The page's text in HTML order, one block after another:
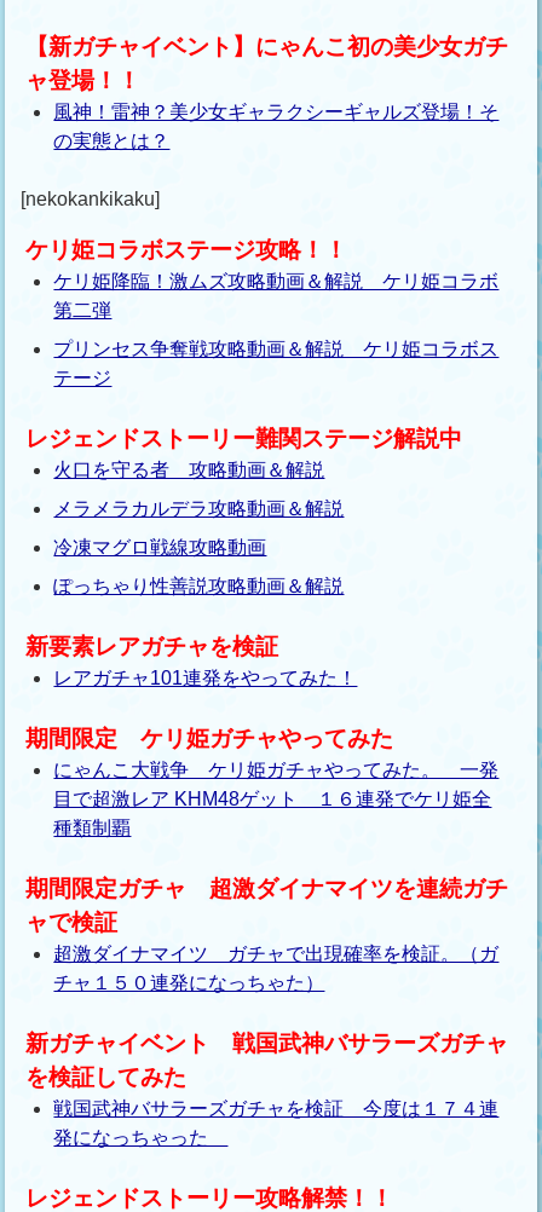
【新ガチャイベント】にゃんこ初の美少女ガチ
ャ登場！！
風神！雷神？美少女ギャラクシーギャルズ登場！そ
の実態とは？
[nekokankikaku]
ケリ姫コラボステージ攻略！！
ケリ姫降臨！激ムズ攻略動画＆解説 ケリ姫コラボ
第二弾
プリンセス争奪戦攻略動画＆解説 ケリ姫コラボス
テージ
レジェンドストーリー難関ステージ解説中
火口を守る者 攻略動画＆解説
メラメラカルデラ攻略動画＆解説
冷凍マグロ戦線攻略動画
ぽっちゃり性善説攻略動画＆解説
新要素レアガチャを検証
レアガチャ101連発をやってみた！
期間限定 ケリ姫ガチャやってみた
にゃんこ大戦争 ケリ姫ガチャやってみた。 一発
目で超激レア KHM48ゲット １６連発でケリ姫全
種類制覇
期間限定ガチャ 超激ダイナマイツを連続ガチ
ャで検証
超激ダイナマイツ ガチャで出現確率を検証。（ガ
チャ１５０連発になっちゃた）
新ガチャイベント 戦国武神バサラーズガチャ
を検証してみた
戦国武神バサラーズガチャを検証 今度は１７４連
発になっちゃった
レジェンドストーリー攻略解禁！！